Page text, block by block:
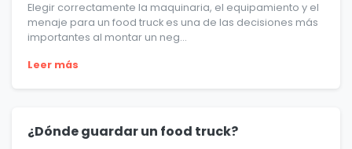
Elegir correctamente la maquinaria, el equipamiento y el
menaje para un food truck es una de las decisiones más
importantes al montar un neg...
Leer más
¿Dónde guardar un food truck?